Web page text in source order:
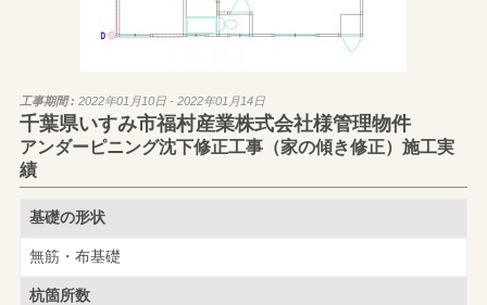
工事期間 : 2022年01月10日 - 2022年01月14日
千葉県いすみ市福村産業株式会社様管理物件
アンダーピニング沈下修正工事（家の傾き修正）施工実
績
基礎の形状
無筋・布基礎
杭箇所数